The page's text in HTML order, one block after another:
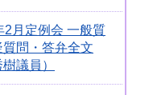
2月定例会 一般質
問・答弁全文
樹議員）